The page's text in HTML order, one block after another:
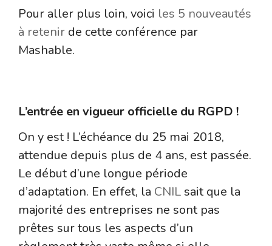
Pour aller plus loin, voici les 5 nouveautés
à retenir de cette conférence par
Mashable.
L’entrée en vigueur officielle du RGPD !
On y est ! L’échéance du 25 mai 2018,
attendue depuis plus de 4 ans, est passée.
Le début d’une longue période
d’adaptation. En effet, la CNIL sait que la
majorité des entreprises ne sont pas
prêtes sur tous les aspects d’un